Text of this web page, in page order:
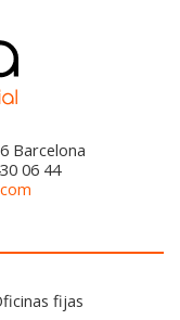
Barcelona
06 44
fijas